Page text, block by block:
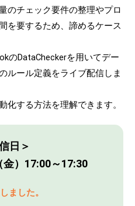
のチェック要件の整理やプロ
を要するため、諦めるケース
のDataCheckerを用いてデー
ルール定義をライブ配信しま
化する方法を理解できます。
日＞
）17:00～17:30
ました。